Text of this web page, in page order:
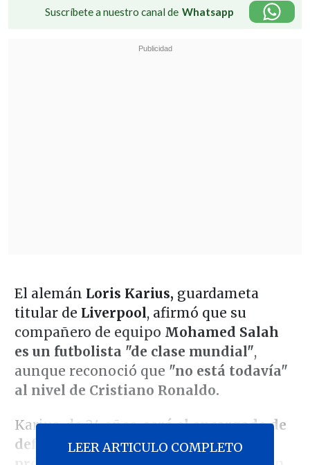
Suscríbete a nuestro canal de Whatsapp
El alemán Loris Karius, guardameta
titular de Liverpool, afirmó que su
compañero de equipo Mohamed Salah
es un futbolista "de clase mundial",
aunque reconoció que "no está todavía"
al nivel de Cristiano Ronaldo.
Karius, de 24 años,será el encargado de
defender la portería de los 'Reds' el
LEER ARTICULO COMPLETO